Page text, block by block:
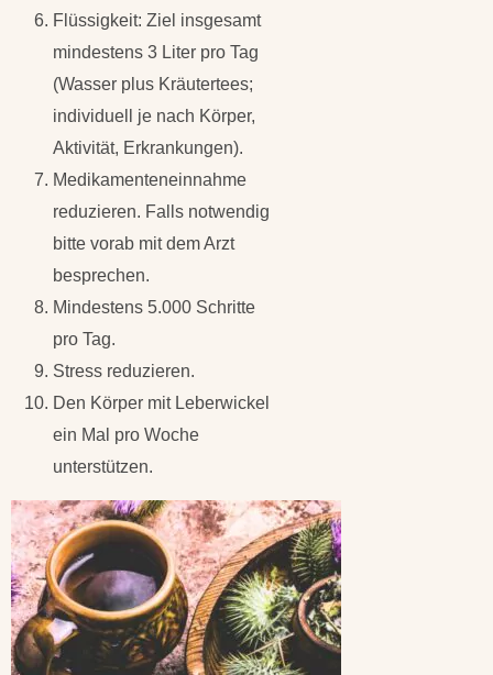
Flüssigkeit: Ziel insgesamt
mindestens 3 Liter pro Tag
(Wasser plus Kräutertees;
individuell je nach Körper,
Aktivität, Erkrankungen).
Medikamenteneinnahme
reduzieren. Falls notwendig
bitte vorab mit dem Arzt
besprechen.
Mindestens 5.000 Schritte
pro Tag.
Stress reduzieren.
Den Körper mit Leberwickel
ein Mal pro Woche
unterstützen.